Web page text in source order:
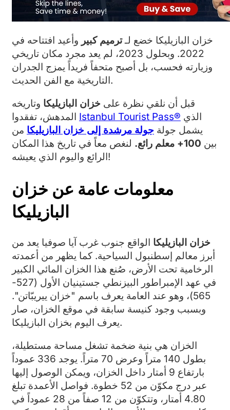
خزان البازيليكا خضع لـترميم كبير وأعيد افتتاحه في
2022. وبحلول 2023، لم يعد مجرد مكان تاريخي
وزيارته فحسب، بل أصبح متحفاً فريداً يمزج الجدران
التاريخية مع الفن الحديث.
قبل أن نلقي نظرة على خزان البازيليكا وتاريخه
Istanbul Tourist Pass®
يشمل جولة جولة مرشدة إلى خزان البازيليكا من
بين
لنغص معاً في تاريخ هذا المكان
الرائع واليوم الذي يعيشه!
معلومات عامة عن خزان
البازيليكا
خزان البازيليكا الواقع جنوب غرب آيا صوفيا يعد من
أبرز معالم إسطنبول السياحية. كما يظهر من أعمدته
الرخامية تحت الأرض، صُنع هذا الخزان المائي الكبير
في عهد الإمبراطور البيزنطي جستينيان الأول (527-
565)، وهو عند العامة يعرف باسم "خزان ييريبّاتن".
وبسبب وجود كنيسة سابقة في موقع الخزان، صار
يعرف اليوم بخزان البازيليكا.
الخزان هي بنية ضخمة تشغل مساحة مستطيلة،
بطول 140 متراً وعرض 70 متراً. يوجد 336 عموداً
بارتفاع 9 أمتار داخل الخزان، ويمكن الوصول إليها
عبر درج مكوّن من 52 خطوة. فواصل الأعمدة تبلغ
4.80 أمتار، وتتكوّن من 12 صفاً من 28 عموداً في